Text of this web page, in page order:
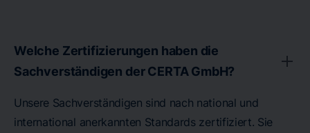
Welche Zertifizierungen haben die
Sachverständigen der CERTA GmbH?
Unsere Sachverständigen sind nach national und
international anerkannten Standards zertifiziert. Sie